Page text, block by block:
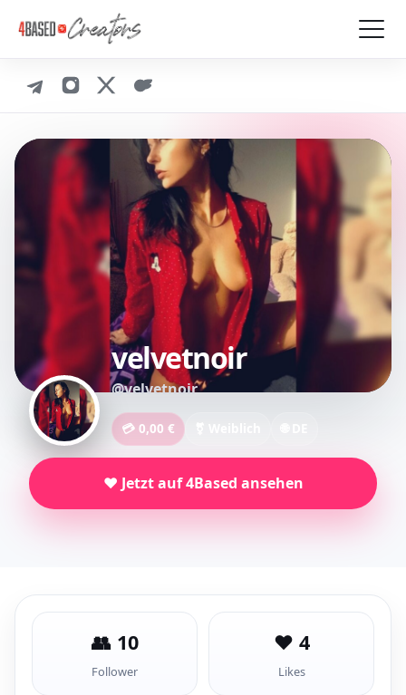
velvetnoir
@velvetnoir
💳 0,00 €
❤️ Jetzt auf 4Based ansehen
👥 10
Follower
❤️ 4
Likes